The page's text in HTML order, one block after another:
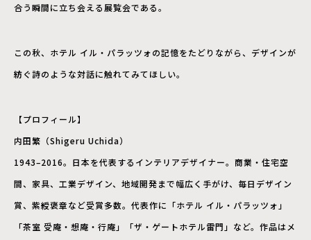
合う瞬間に立ち会える展覧会である。
この秋、ホテル イル・パラッツォの記憶をたどりながら、デザインが
紡ぐ詩のような対話に触れてみてほしい。
【プロフィール】
内田繁（Shigeru Uchida）
1943–2016。日本を代表するインテリアデザイナー。商業・住宅空
間、家具、工業デザイン、地域開発まで幅広く手がけ、毎日デザイン
賞、紫綬褒章など受賞多数。代表作に「ホテル イル・パラッツォ」
「茶室 受庵・想庵・行庵」「ザ・ゲートホテル雷門」など。作品はメ